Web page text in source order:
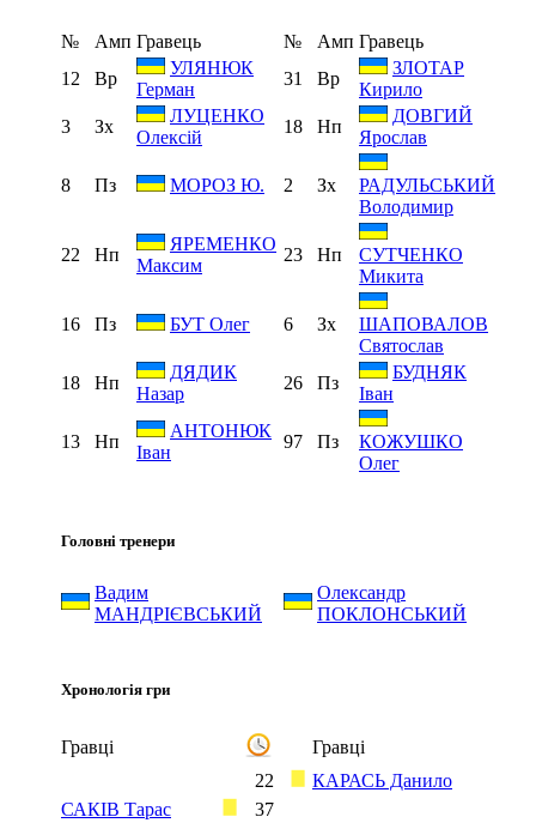
№ Амп Гравець № Амп Гравець
12
Вр
УЛЯНЮК
Герман
31 Вр
ЗЛОТАР
Кирило
3
Зх
ЛУЦЕНКО
Олексій
18 Нп
ДОВГИЙ
Ярослав
8 Пз МОРОЗ Ю. 2 Зх
РАДУЛЬСЬКИЙ
Володимир
22 Нп
ЯРЕМЕНКО
Максим
23 Нп
СУТЧЕНКО
Микита
16 Пз БУТ Олег 6 Зх
ШАПОВАЛОВ
Святослав
18
Нп
ДЯДИК
Назар
26 Пз
БУДНЯК
Іван
13 Нп
АНТОНЮК
Іван
97 Пз
КОЖУШКО
Олег
Головні тренери
Вадим
МАНДРІЄВСЬКИЙ
Олександр
ПОКЛОНСЬКИЙ
Хронологія гри
Гравці
Гравці
22
КАРАСЬ Данило
САКІВ Тарас
37